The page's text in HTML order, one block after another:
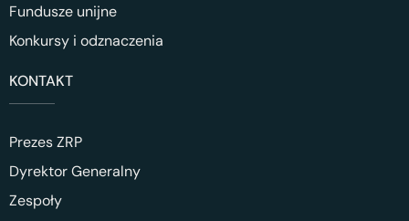
Fundusze unijne
Konkursy i odznaczenia
KONTAKT
Prezes ZRP
Dyrektor Generalny
Zespoły